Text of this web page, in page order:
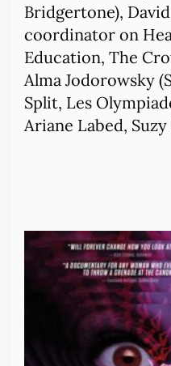
Bridgertone),
coordinator on
Education, The
Alma Jodorowsky
Split, Les
Ariane Labed, Suzy